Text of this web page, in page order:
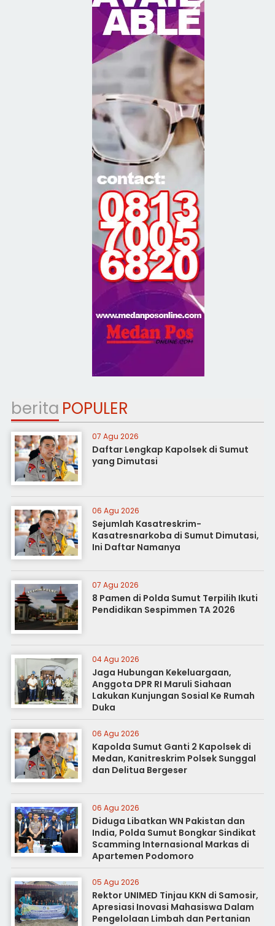
berita POPULER
07 Agu 2026
Daftar Lengkap Kapolsek di Sumut
yang Dimutasi
06 Agu 2026
Sejumlah Kasatreskrim-
Kasatresnarkoba di Sumut Dimutasi,
Ini Daftar Namanya
07 Agu 2026
8 Pamen di Polda Sumut Terpilih Ikuti
Pendidikan Sespimmen TA 2026
04 Agu 2026
Jaga Hubungan Kekeluargaan,
Anggota DPR RI Maruli Siahaan
Lakukan Kunjungan Sosial Ke Rumah
Duka
06 Agu 2026
Kapolda Sumut Ganti 2 Kapolsek di
Medan, Kanitreskrim Polsek Sunggal
dan Delitua Bergeser
06 Agu 2026
Diduga Libatkan WN Pakistan dan
India, Polda Sumut Bongkar Sindikat
Scamming Internasional Markas di
Apartemen Podomoro
05 Agu 2026
Rektor UNIMED Tinjau KKN di Samosir,
Apresiasi Inovasi Mahasiswa Dalam
Pengelolaan Limbah dan Pertanian